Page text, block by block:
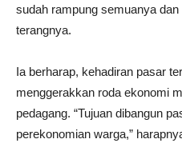
sudah rampung semuanya
terangnya.
Ia berharap, kehadiran pasar
menggerakkan roda ekonomi
pedagang. “Tujuan dibangun
perekonomian warga,”